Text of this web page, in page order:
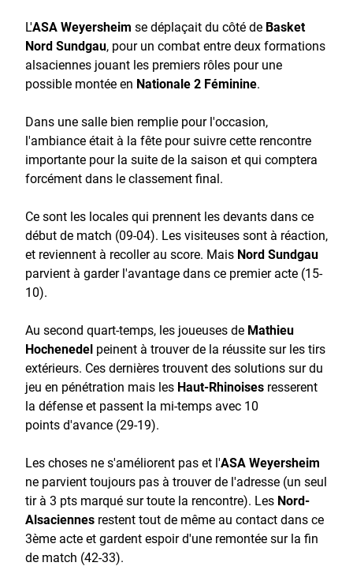
L'ASA Weyersheim se déplaçait du côté de Basket
Nord Sundgau, pour un combat entre deux formations
alsaciennes jouant les premiers rôles pour une
possible montée en Nationale 2 Féminine.
Dans une salle bien remplie pour l'occasion,
l'ambiance était à la fête pour suivre cette rencontre
importante pour la suite de la saison et qui comptera
forcément dans le classement final.
Ce sont les locales qui prennent les devants dans ce
début de match (09-04). Les visiteuses sont à réaction,
et reviennent à recoller au score. Mais Nord Sundgau
parvient à garder l'avantage dans ce premier acte (15-
10).
Au second quart-temps, les joueuses de Mathieu
Hochenedel peinent à trouver de la réussite sur les tirs
extérieurs. Ces dernières trouvent des solutions sur du
jeu en pénétration mais les Haut-Rhinoises resserent
la défense et passent la mi-temps avec 10
points d'avance (29-19).
Les choses ne s'améliorent pas et l'ASA Weyersheim
ne parvient toujours pas à trouver de l'adresse (un seul
tir à 3 pts marqué sur toute la rencontre). Les Nord-
Alsaciennes restent tout de même au contact dans ce
3ème acte et gardent espoir d'une remontée sur la fin
de match (42-33).